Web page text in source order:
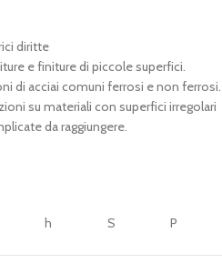
diritte
e finiture di piccole superfici.
di acciai comuni ferrosi e non ferrosi.
su materiali con superfici irregolari
da raggiungere.
h S P